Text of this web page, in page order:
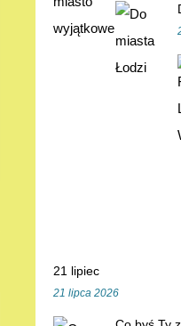
21 lipiec
21 lipca 2026